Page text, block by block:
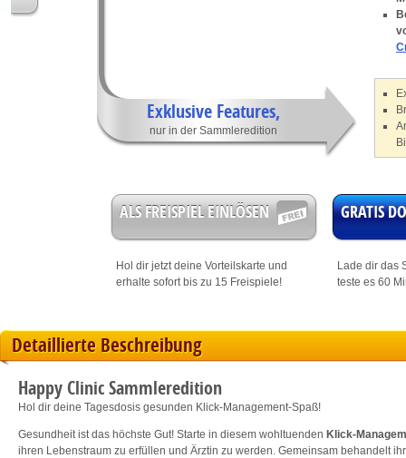
Exklusive Features,
nur in der Sammleredition
ALS FREISPIEL EINLÖSEN
Hol dir jetzt deine Vorteilskarte und
erhalte sofort bis zu 15 Freispiele!
GRATIS
Lade dir das
teste es 60
Detaillierte Beschreibung
Happy Clinic Sammleredition
Hol dir deine Tagesdosis gesunden Klick-Management-Spaß!
Gesundheit ist das höchste Gut! Starte in diesem wohltuenden Klick-
ihren Lebenstraum zu erfüllen und Ärztin zu werden. Gemeinsam behandelt